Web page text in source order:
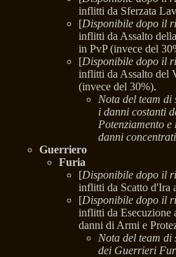
inflitti da Sferzata
[Disponibile dopo il
inflitti da Assalto
in PvP (invece del
[Disponibile dopo il
inflitti da Assalto del
(invece del 30%).
Nota del team di
i danni costanti
Potenziamento
danni
Guerriero
Furia
[Disponibile dopo il
inflitti da Scatto d'Ira
[Disponibile dopo il
inflitti da Esecuzione
danni di Armi e
Nota del team di
dei Guerrieri